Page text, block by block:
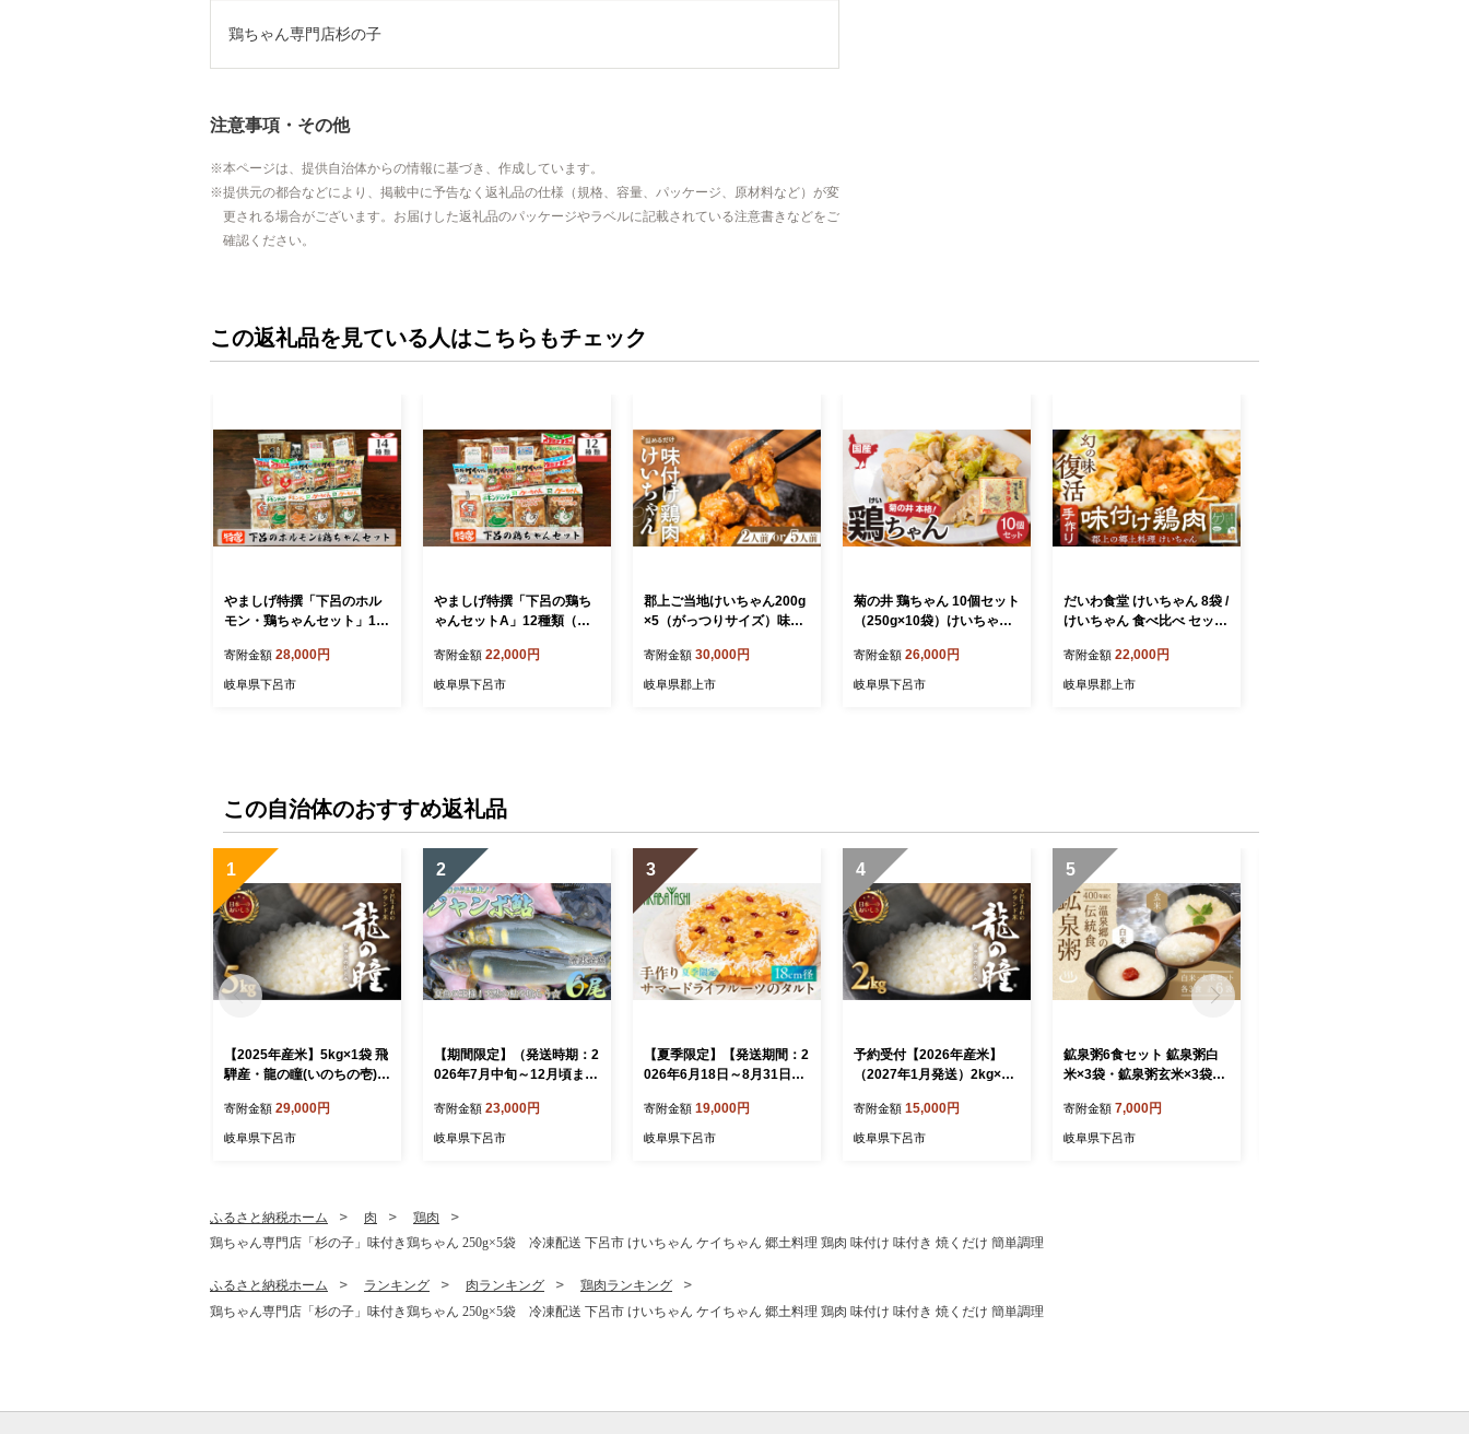
鶏ちゃん専門店杉の子
注意事項・その他
本ページは、提供自治体からの情報に基づき、作成しています。
提供元の都合などにより、掲載中に予告なく返礼品の仕様（規格、容量、パッケージ、原材料など）が変
更される場合がございます。お届けした返礼品のパッケージやラベルに記載されている注意書きなどをご
確認ください。
この返礼品を見ている人はこちらもチェック
やましげ特撰「下呂のホル
モン・鶏ちゃんセット」14
いちゃん 鶏ちゃん ホルモン
食べ比べ 味付け 鶏肉 焼く
寄附金額 28,000円
岐阜県下呂市
やましげ特撰「下呂の鶏ち
ゃんセットA」12種類（計1
鶏ちゃん ケイちゃん 味付け
鶏肉 焼くだけ 簡単調理 食
寄附金額 22,000円
岐阜県下呂市
郡上ご当地けいちゃん200g
×5（がっつりサイズ）味付
肉加工品 鶏肉 その他
寄附金額 30,000円
岐阜県郡上市
菊の井 鶏ちゃん 10個セット
（250g×10袋）けいちゃん
付け 味付き 焼くだけ 簡単
調理
寄附金額 26,000円
岐阜県下呂市
だいわ食堂 けいちゃん 8袋 /
けいちゃん 食べ比べ セット
酒 おつまみ おかず 野菜 と
一緒に 味付肉 加工品 セッ
寄附金額 22,000円
岐阜県郡上市
この自治体のおすすめ返礼品
1
【2025年産米】5kg×1袋 飛
騨産・龍の瞳(いのちの壱)
ロ 令和7年産 精米 ブランド
米 りゅうのひとみ 龍の瞳
寄附金額 29,000円
岐阜県下呂市
2
【期間限定】（発送時期：2
026年7月中旬～12月頃ま
育む天然の馬瀬川鮎 ６尾
（重さ80g以上） 冷凍 鮎 ア
寄附金額 23,000円
岐阜県下呂市
3
【夏季限定】【発送期間：2
026年6月18日～8月31日】
フルーツのタルト 18cm径
洋菓子 ギフト お菓子 ケー
寄附金額 19,000円
岐阜県下呂市
4
予約受付【2026年産米】
（2027年1月発送）2kg×1
壱) 株式会社龍の瞳直送 米 2
キロ 令和8年産 精米 ブラン
寄附金額 15,000円
岐阜県下呂市
5
鉱泉粥6食セット 鉱泉粥白
米×3袋・鉱泉粥玄米×3袋
ウチ食品【飛騨小坂観光株
式会社】おかゆ お粥 こうせ
寄附金額 7,000円
岐阜県下呂市
ふるさと納税ホーム 肉
鶏肉
鶏ちゃん専門店「杉の子」味付き鶏ちゃん 250g×5袋 冷凍配送 下呂市 けいちゃん ケイちゃん 郷土料理 鶏肉 味付け 味付き 焼くだけ 簡単調理
ふるさと納税ホーム ランキング 肉ランキング
鶏肉ランキング
鶏ちゃん専門店「杉の子」味付き鶏ちゃん 250g×5袋 冷凍配送 下呂市 けいちゃん ケイちゃん 郷土料理 鶏肉 味付け 味付き 焼くだけ 簡単調理